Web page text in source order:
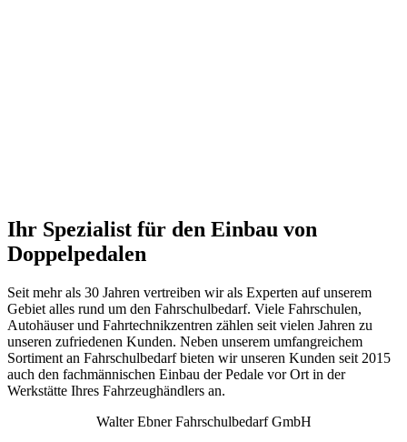
Ihr Spezialist für den Einbau von
Doppelpedalen
Seit mehr als 30 Jahren vertreiben wir als Experten auf unserem
Gebiet alles rund um den Fahrschulbedarf. Viele Fahrschulen,
Autohäuser und Fahrtechnikzentren zählen seit vielen Jahren zu
unseren zufriedenen Kunden. Neben unserem umfangreichem
Sortiment an Fahrschulbedarf bieten wir unseren Kunden seit 2015
auch den fachmännischen Einbau der Pedale vor Ort in der
Werkstätte Ihres Fahrzeughändlers an.
Walter Ebner Fahrschulbedarf GmbH